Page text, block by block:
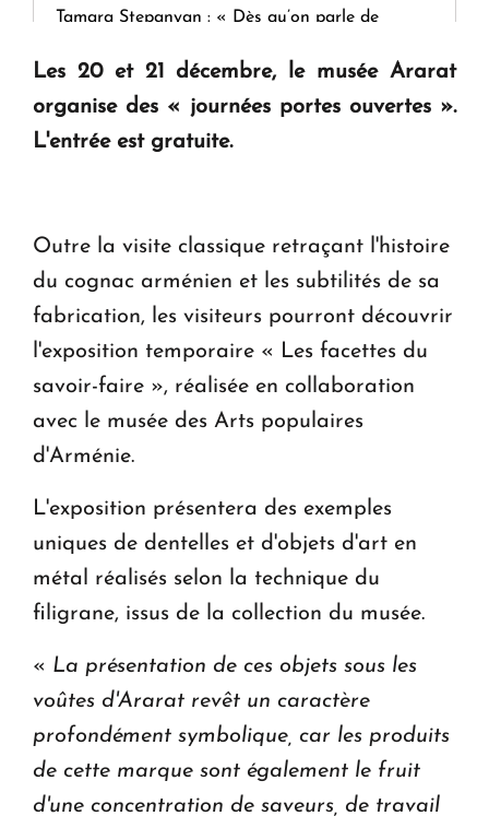
Tamara Stepanyan : « Dès qu’on parle de
" Tant qu'il n'existe pas d'alternative concrète, la
question d'un référendum ne se pose pas. "
en Arménie
Les 20 et 21 décembre, le musée Ararat
organise des « journées portes ouvertes ».
L'entrée est gratuite.
Outre la visite classique retraçant l'histoire
du cognac arménien et les subtilités de sa
fabrication, les visiteurs pourront découvrir
l'exposition temporaire « Les facettes du
savoir-faire », réalisée en collaboration
avec le musée des Arts populaires
d'Arménie.
L'exposition présentera des exemples
uniques de dentelles et d'objets d'art en
métal réalisés selon la technique du
filigrane, issus de la collection du musée.
« La présentation de ces objets sous les
voûtes d'Ararat revêt un caractère
profondément symbolique, car les produits
de cette marque sont également le fruit
d'une concentration de saveurs, de travail